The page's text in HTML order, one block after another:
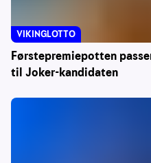
Førstepremiepotten
til Joker-kandidaten
VIKINGLOTTO